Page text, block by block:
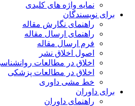
نمایه واژه های کلیدی
برای نویسندگان
راهنمای نگارش مقاله
راهنمای ارسال مقاله
فرم ارسال مقاله
اصول اخلاق نشر
اخلاق در مطالعات روانشناسی
اخلاق در مطالعات پزشکی
خط مشی داوری
برای داوران
راهنمای داوران